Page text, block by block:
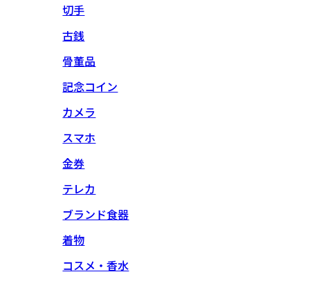
切手
古銭
骨董品
記念コイン
カメラ
スマホ
金券
テレカ
ブランド食器
着物
コスメ・香水